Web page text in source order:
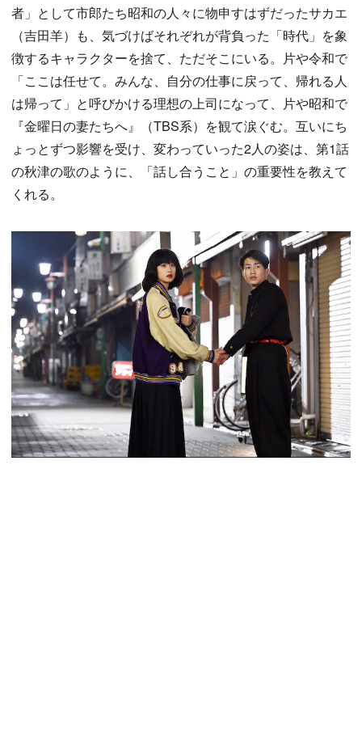
者」として市郎たち昭和の人々に物申すはずだったサカエ
（吉田羊）も、気づけばそれぞれが背負った「時代」を象
徴するキャラクターを捨て、ただそこにいる。片や令和で
「ここは任せて。みんな、自分の仕事に戻って、帰れる人
は帰って」と呼びかける理想の上司になって、片や昭和で
『金曜日の妻たちへ』（TBS系）を観て涙ぐむ。互いにち
ょっとずつ影響を受け、変わっていった2人の姿は、第1話
の秋津の歌のように、「話し合うこと」の重要性を教えて
くれる。